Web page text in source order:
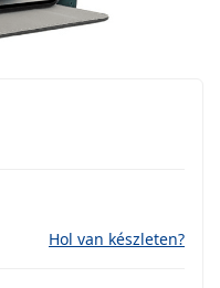
Hol van készleten?